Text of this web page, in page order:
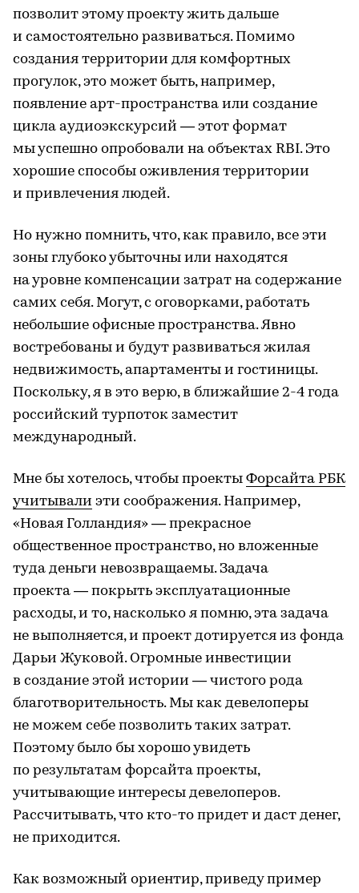
позволит этому проекту жить дальше
и самостоятельно развиваться. Помимо
создания территории для комфортных
прогулок, это может быть, например,
появление арт-пространства или создание
цикла аудиоэкскурсий — этот формат
мы успешно опробовали на объектах RBI. Это
хорошие способы оживления территории
и привлечения людей.
Но нужно помнить, что, как правило, все эти
зоны глубоко убыточны или находятся
на уровне компенсации затрат на содержание
самих себя. Могут, с оговорками, работать
небольшие офисные пространства. Явно
востребованы и будут развиваться жилая
недвижимость, апартаменты и гостиницы.
Поскольку, я в это верю, в ближайшие 2-4 года
российский турпоток заместит
международный.
Мне бы хотелось, чтобы проекты Форсайта РБК
учитывали эти соображения. Например,
«Новая Голландия» — прекрасное
общественное пространство, но вложенные
туда деньги невозвращаемы. Задача
проекта — покрыть эксплуатационные
расходы, и то, насколько я помню, эта задача
не выполняется, и проект дотируется из фонда
Дарьи Жуковой. Огромные инвестиции
в создание этой истории — чистого рода
благотворительность. Мы как девелоперы
не можем себе позволить таких затрат.
Поэтому было бы хорошо увидеть
по результатам форсайта проекты,
учитывающие интересы девелоперов.
Рассчитывать, что кто-то придет и даст денег,
не приходится.
Как возможный ориентир, приведу пример